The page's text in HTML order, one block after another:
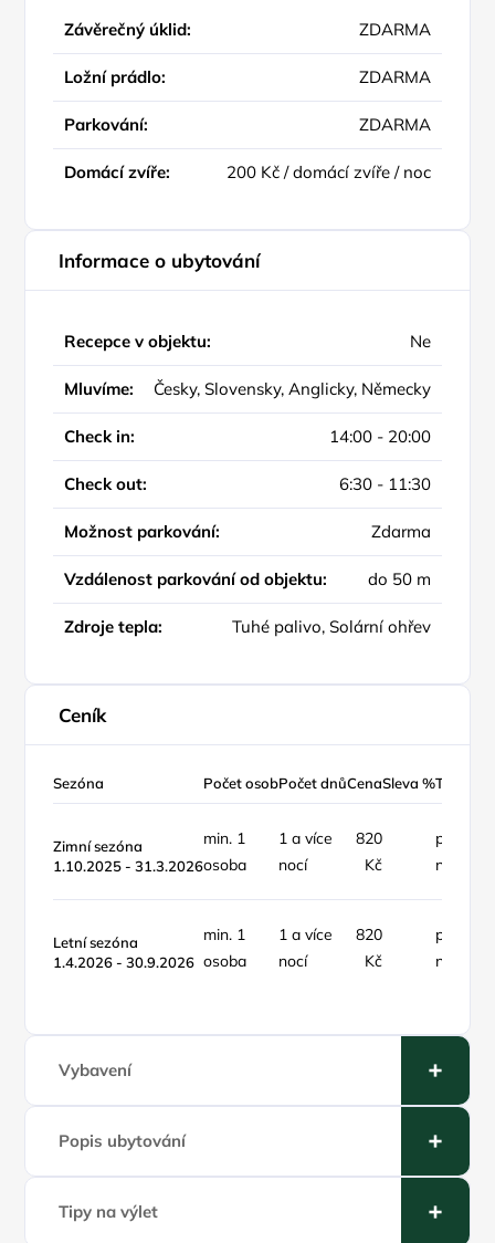
Závěrečný úklid: ZDARMA
Ložní prádlo: ZDARMA
Parkování: ZDARMA
Domácí zvíře: 200 Kč / domácí zvíře / noc
Informace o ubytování
Recepce v objektu: Ne
Mluvíme: Česky, Slovensky, Anglicky, Německy
Check in: 14:00 - 20:00
Check out: 6:30 - 11:30
Možnost parkování: Zdarma
Vzdálenost parkování od objektu: do 50 m
Zdroje tepla: Tuhé palivo, Solární ohřev
Ceník
Sezóna Počet osobPočet dnůCenaSleva %Typ ceny
Zimní sezóna
1.10.2025 - 31.3.2026
min. 1
osoba
1 a více
nocí
820
Kč
pokoj /
noc
Letní sezóna
1.4.2026 - 30.9.2026
min. 1
osoba
1 a více
nocí
820
Kč
pokoj /
noc
Vybavení
Popis ubytování
Tipy na výlet